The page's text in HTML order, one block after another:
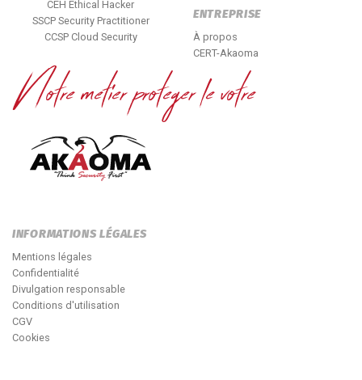
CEH Ethical Hacker
SSCP Security Practitioner
CCSP Cloud Security
ENTREPRISE
À propos
CERT-Akaoma
INFORMATIONS LÉGALES
Mentions légales
Confidentialité
Divulgation responsable
Conditions d'utilisation
CGV
Cookies